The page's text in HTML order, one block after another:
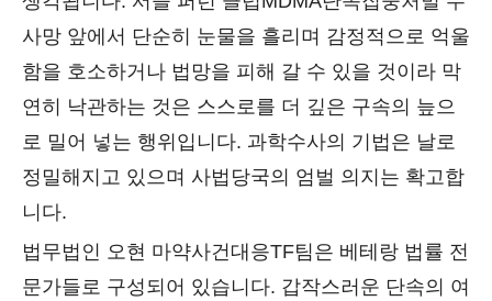
사망 앞에서 단순히 눈물을 흘리며 감정적으로 억울
함을 호소하거나 법망을 피해 갈 수 있을 것이라 막
연히 낙관하는 것은 스스로를 더 깊은 구속의 늪으
로 밀어 넣는 행위입니다. 과학수사의 기법은 날로
정밀해지고 있으며 사법당국의 엄벌 의지는 확고합
니다.
법무법인 오현 마약사건대응TF팀은 베테랑 법률 전
문가들로 구성되어 있습니다. 갑작스러운 단속의 여